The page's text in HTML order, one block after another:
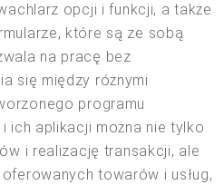
opcji i funkcji, a także
które są ze sobą
na pracę bez
się między różnymi
programu
ich aplikacji można nie tylko
i realizację transakcji, ale
towarów i usług,